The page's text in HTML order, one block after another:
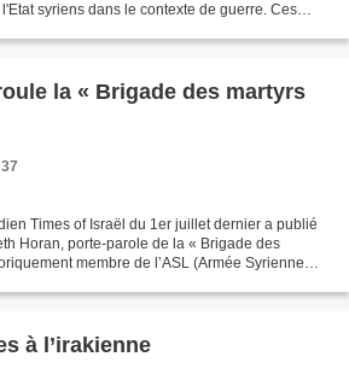
syriens dans le contexte de guerre. Ces
la « Brigade des martyrs
Times of Israël du 1er juillet dernier a publié
Horan, porte-parole de la « Brigade des
membre de l’ASL (Armée Syrienne
à l’irakienne